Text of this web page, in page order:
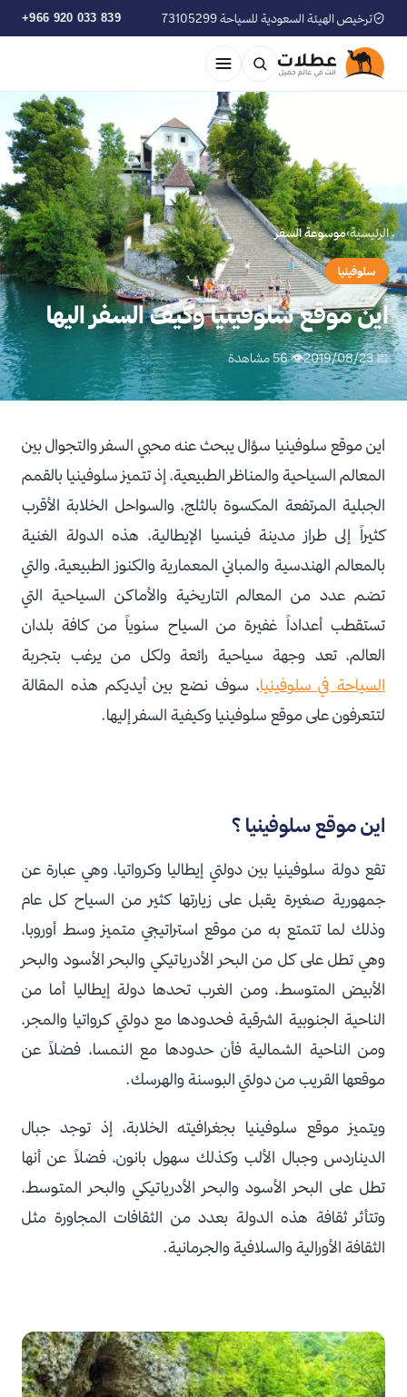
ترخيص الهيئة السعودية للسياحة 73105299 +966 920 033 839
الرئيسية›موسوعة السفر
سلوفينيا
اين موقع سلوفينيا وكيف السفر اليها
📅 2019/08/23 👁 56 مشاهدة
اين موقع سلوفينيا سؤال يبحث عنه محبي السفر والتجوال بين
المعالم السياحية والمناظر الطبيعية، إذ تتميز سلوفينيا بالقمم
الجبلية المرتفعة المكسوة بالثلج، والسواحل الخلابة الأقرب
كثيراً إلى طراز مدينة فينسيا الإيطالية، هذه الدولة الغنية
بالمعالم الهندسية والمباني المعمارية والكنوز الطبيعية، والتي
تضم عدد من المعالم التاريخية والأماكن السياحية التي
تستقطب أعداداً غفيرة من السياح سنوياً من كافة بلدان
العالم، تعد وجهة سياحية رائعة ولكل من يرغب بتجربة
السياحة في سلوفينيا، سوف نضع بين أيديكم هذه المقالة
لتتعرفون على موقع سلوفينيا وكيفية السفر إليها.
اين موقع سلوفينيا ؟
تقع دولة سلوفينيا بين دولتي إيطاليا وكرواتيا، وهي عبارة عن
جمهورية صغيرة يقبل على زيارتها كثير من السياح كل عام
وذلك لما تتمتع به من موقع استراتيجي متميز وسط أوروبا،
وهي تطل على كل من البحر الأدرياتيكي والبحر الأسود والبحر
الأبيض المتوسط، ومن الغرب تحدها دولة إيطاليا أما من
الناحية الجنوبية الشرقية فحدودها مع دولتي كرواتيا والمجر،
ومن الناحية الشمالية فأن حدودها مع النمسا، فضلاً عن
موقعها القريب من دولتي البوسنة والهرسك.
ويتميز موقع سلوفينيا بجغرافيته الخلابة، إذ توجد جبال
الديناردس وجبال الألب وكذلك سهول بانون، فضلاً عن أنها
تطل على البحر الأسود والبحر الأدرياتيكي والبحر المتوسط،
وتتأثر ثقافة هذه الدولة بعدد من الثقافات المجاورة مثل
الثقافة الأورالية والسلافية والجرمانية.